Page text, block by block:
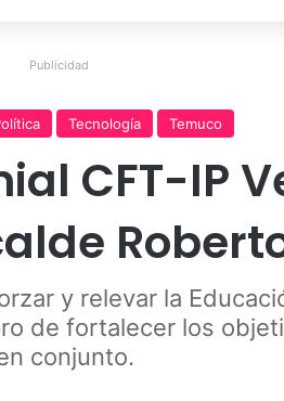
Publicidad
Tecnología Temuco
CFT-IP
y relevar la
de fortalecer los
conjunto.